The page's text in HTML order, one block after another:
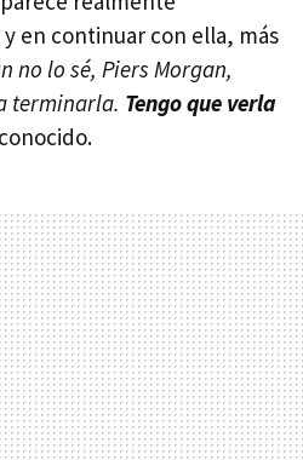
en continuar con ella, más
no lo sé, Piers Morgan,
terminarla. Tengo que verla